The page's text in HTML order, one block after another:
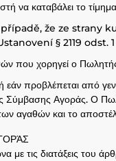
να καταβάλει το
že ze
§ 2119 odst.
που χορηγεί ο
εάν προβλέπεται από
Σύμβασης Αγοράς. Ο
αγαθών και το
με τις διατάξεις του